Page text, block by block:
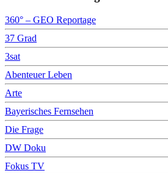
360° – GEO Reportage
37 Grad
3sat
Abenteuer Leben
Arte
Bayerisches Fernsehen
Die Frage
DW Doku
Fokus TV